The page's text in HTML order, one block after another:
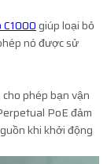
C1000giúp loại bỏ
nó được sử
phép bạn vận
PoE đảm
khi khởi động